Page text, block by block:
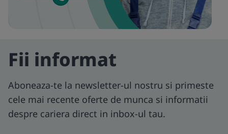
Fii informat
Aboneaza-te la newsletter-ul nostru si primeste
cele mai recente oferte de munca si informatii
despre cariera direct in inbox-ul tau.